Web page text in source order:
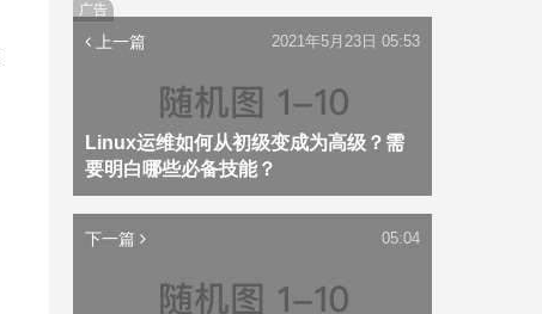
广告
上一篇
Linux运维如何从初级变成为高级？需
要明白哪些必备技能？
2021年5月23日 05:53
下一篇 05:04